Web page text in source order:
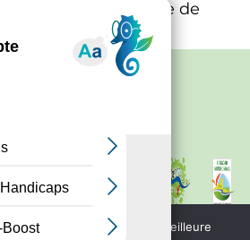
à la découverte de
confidentialité
Mentions
de Nontron
d'information
pour vous garantir la meilleure